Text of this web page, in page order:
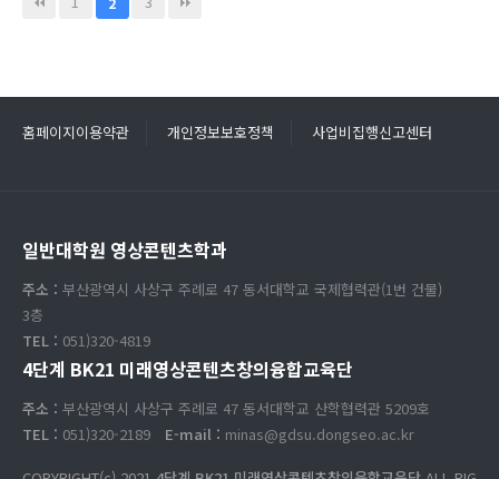
홈페이지이용약관 개인정보보호정책 사업비집행신고센터
일반대학원 영상콘텐츠학과
주소 : 부산광역시 사상구 주례로 47 동서대학교 국제협력관(1번 건물)
3층
TEL : 051)320-4819
4단계 BK21 미래영상콘텐츠창의융합교육단
주소 : 부산광역시 사상구 주례로 47 동서대학교 산학협력관 5209호
TEL : 051)320-2189 E-mail : minas@gdsu.dongseo.ac.kr